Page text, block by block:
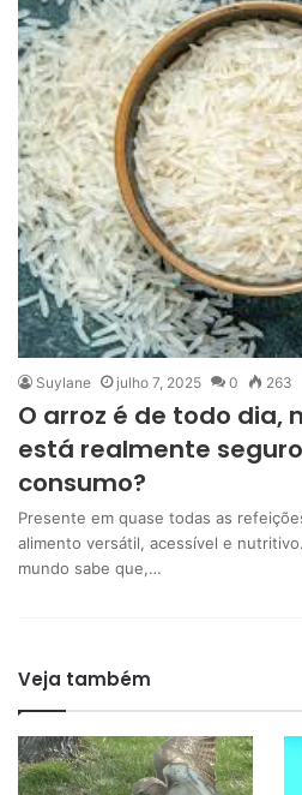
Suylane julho 7, 2025 0 263
O arroz é de todo dia,
está realmente
consumo?
Presente em quase todas as
alimento versátil, acessível e
mundo sabe que,…
Veja também